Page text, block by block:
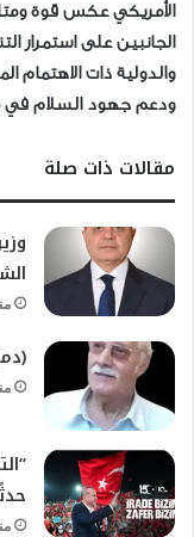
الأمريكي عكس قوة
الجانبين على استمرار
والدولية ذات الاهتمام
ودعم جهود السلام في
مقالات ذات صلة
منذ
منذ